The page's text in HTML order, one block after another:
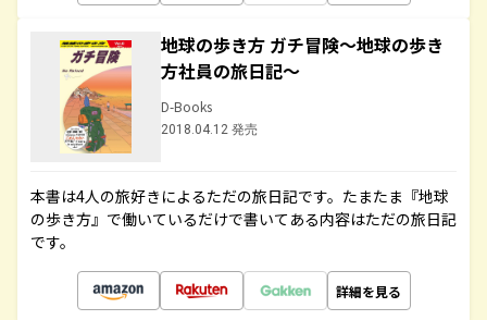
地球の歩き方 ガチ冒険～地球の歩き
方社員の旅日記～
D-Books
2018.04.12 発売
本書は4人の旅好きによるただの旅日記です。たまたま『地球
の歩き方』で働いているだけで書いてある内容はただの旅日記
です。
詳細を見る